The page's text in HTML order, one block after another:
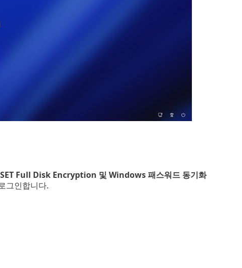
Full Disk Encryption 및 Windows 패스워드 동기화
그인합니다.